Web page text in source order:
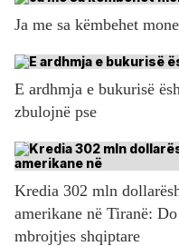
Ja me sa këmbehet
E ardhmja e bukurisë
zbulojnë pse
Kredia 302 mln
amerikane në Tiranë:
mbrojtjes shqiptare